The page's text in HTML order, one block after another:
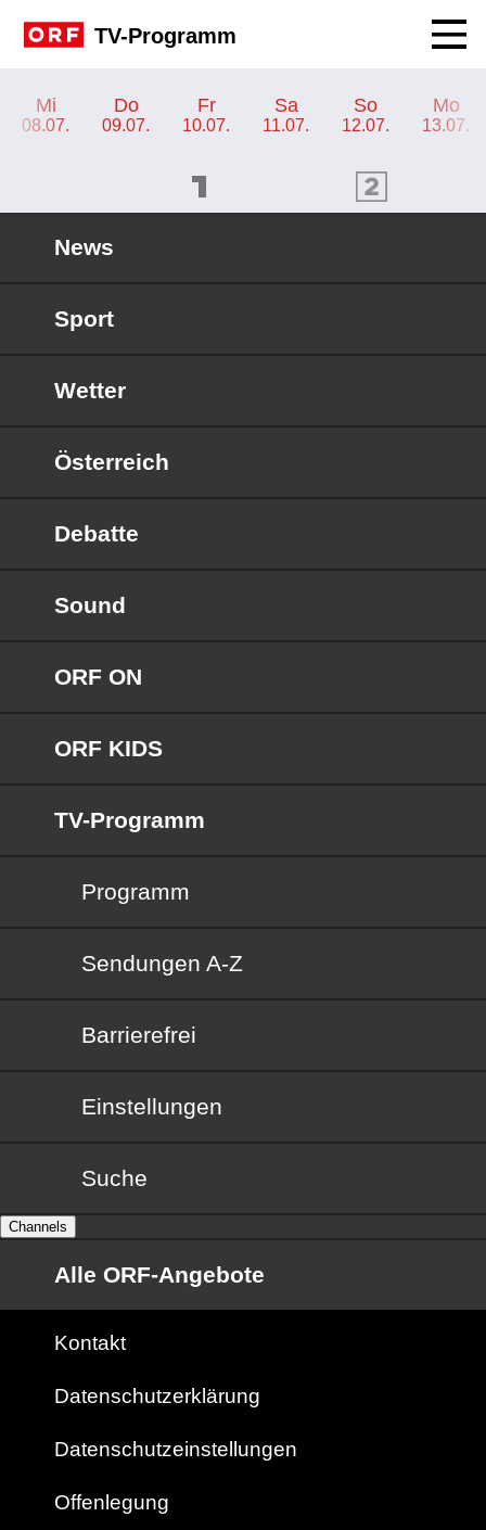
TV-Programm
Mi
08.07.
Do
09.07.
Fr
10.07.
Sa
11.07.
So
12.07.
Mo
13.07.
ORF 2 Programm
News
Sport
Wetter
Österreich
Debatte
Sound
ORF ON
ORF KIDS
TV-Programm
Programm
Sendungen von A bis Z
Sendungen A-Z
Barrierefrei
Barrierefrei
Einstellungen
Suche
Channels
Alle ORF-Angebote
Kontakt
Datenschutzerklärung
Datenschutzeinstellungen
Offenlegung